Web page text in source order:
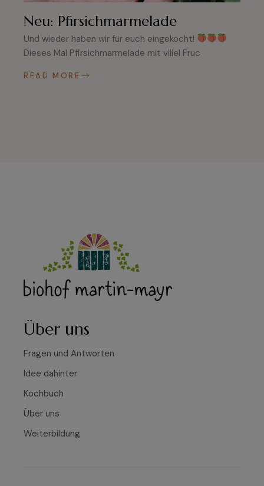
Neu: Pfirsichmarmelade
Und wieder haben wir für euch eingekocht!
Dieses Mal Pfirsichmarmelade mit viiiel Fruc
READ MORE
Über uns
Fragen und Antworten
Idee dahinter
Kochbuch
Über uns
Weiterbildung